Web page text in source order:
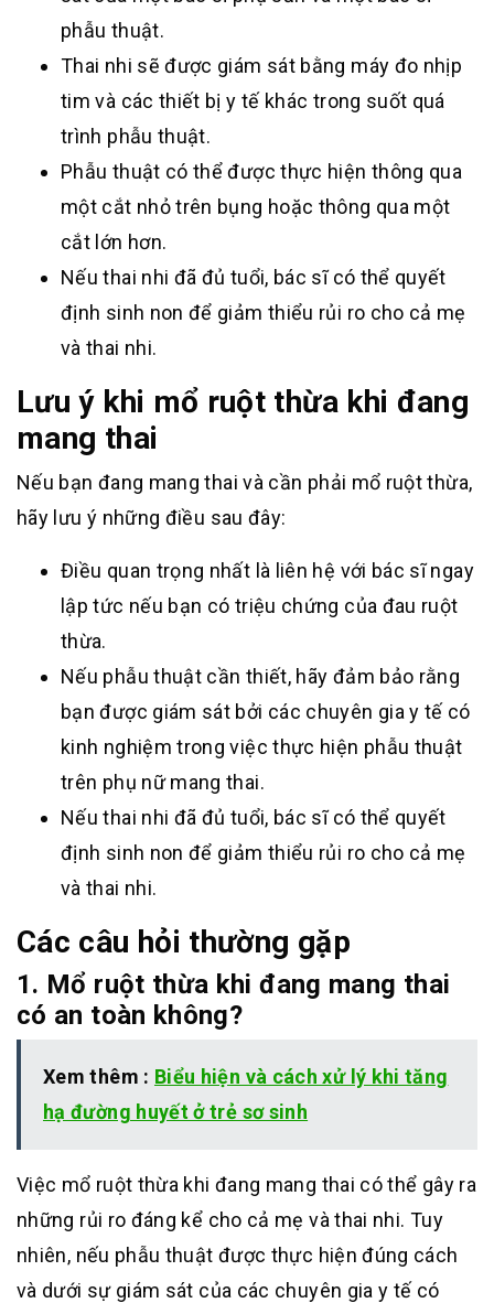
phẫu thuật.
Thai nhi sẽ được giám sát bằng máy đo nhịp
tim và các thiết bị y tế khác trong suốt quá
trình phẫu thuật.
Phẫu thuật có thể được thực hiện thông qua
một cắt nhỏ trên bụng hoặc thông qua một
cắt lớn hơn.
Nếu thai nhi đã đủ tuổi, bác sĩ có thể quyết
định sinh non để giảm thiểu rủi ro cho cả mẹ
và thai nhi.
Lưu ý khi mổ ruột thừa khi đang
mang thai
Nếu bạn đang mang thai và cần phải mổ ruột thừa,
hãy lưu ý những điều sau đây:
Điều quan trọng nhất là liên hệ với bác sĩ ngay
lập tức nếu bạn có triệu chứng của đau ruột
thừa.
Nếu phẫu thuật cần thiết, hãy đảm bảo rằng
bạn được giám sát bởi các chuyên gia y tế có
kinh nghiệm trong việc thực hiện phẫu thuật
trên phụ nữ mang thai.
Nếu thai nhi đã đủ tuổi, bác sĩ có thể quyết
định sinh non để giảm thiểu rủi ro cho cả mẹ
và thai nhi.
Các câu hỏi thường gặp
1. Mổ ruột thừa khi đang mang thai
có an toàn không?
Xem thêm : Biểu hiện và cách xử lý khi tăng
hạ đường huyết ở trẻ sơ sinh
Việc mổ ruột thừa khi đang mang thai có thể gây ra
những rủi ro đáng kể cho cả mẹ và thai nhi. Tuy
nhiên, nếu phẫu thuật được thực hiện đúng cách
và dưới sự giám sát của các chuyên gia y tế có